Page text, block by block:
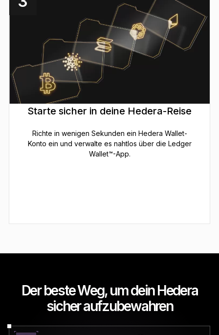
Starte sicher in deine Hedera-Reise
Richte in wenigen Sekunden ein Hedera Wallet-
Konto ein und verwalte es nahtlos über die Ledger
Wallet™-App.
Der beste Weg, um dein Hedera
sicher aufzubewahren